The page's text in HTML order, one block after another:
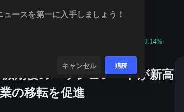
+0.14%
期後のハッシュレートが新高
の移転を促進
ュースを第一に入手しましょう！
キャンセル 購読